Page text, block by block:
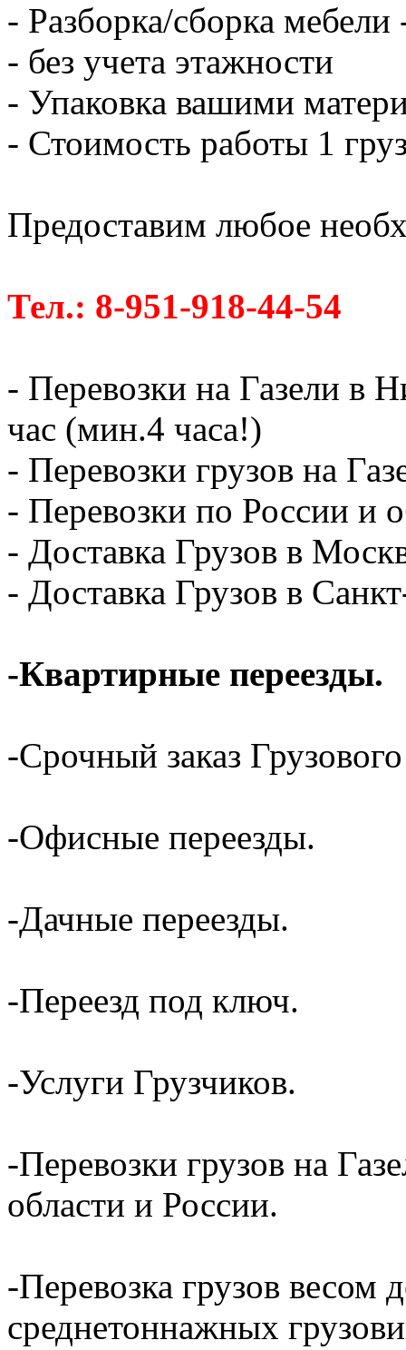
- Разборка/сборка мебели
- без учета этажности
- Упаковка вашими
- Стоимость работы 1
Предоставим любое
Тел.: 8-951-918-44-54
- Перевозки на Газели в
час (мин.4 часа!)
- Перевозки грузов на
- Перевозки по России и
- Доставка Грузов в
- Доставка Грузов в
-Квартирные переезды.
-Срочный заказ
-Офисные переезды.
-Дачные переезды.
-Переезд под ключ.
-Услуги Грузчиков.
-Перевозки грузов на
области и России.
-Перевозка грузов весом
среднетоннажных